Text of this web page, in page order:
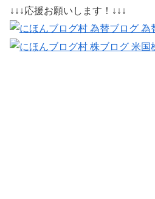
↓↓↓応援お願いします！↓↓↓